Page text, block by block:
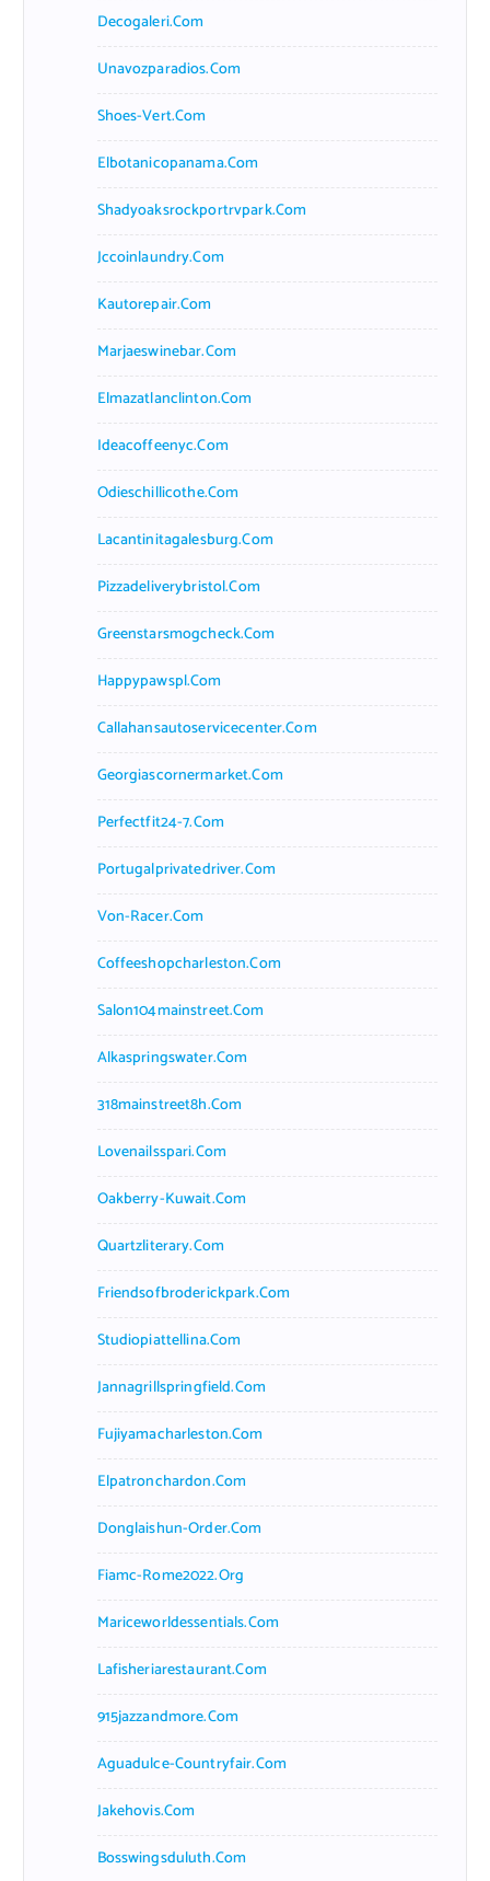
Decogaleri.com
Unavozparadios.com
Shoes-Vert.com
Elbotanicopanama.com
Shadyoaksrockportrvpark.com
Jccoinlaundry.com
Kautorepair.com
Marjaeswinebar.com
Elmazatlanclinton.com
Ideacoffeenyc.com
Odieschillicothe.com
Lacantinitagalesburg.com
Pizzadeliverybristol.com
Greenstarsmogcheck.com
Happypawspl.com
Callahansautoservicecenter.com
Georgiascornermarket.com
Perfectfit24-7.com
Portugalprivatedriver.com
Von-Racer.com
Coffeeshopcharleston.com
Salon104mainstreet.com
Alkaspringswater.com
318mainstreet8h.com
Lovenailsspari.com
Oakberry-Kuwait.com
Quartzliterary.com
Friendsofbroderickpark.com
Studiopiattellina.com
Jannagrillspringfield.com
Fujiyamacharleston.com
Elpatronchardon.com
Donglaishun-Order.com
Fiamc-Rome2022.org
Mariceworldessentials.com
Lafisheriarestaurant.com
915jazzandmore.com
Aguadulce-Countryfair.com
Jakehovis.com
Bosswingsduluth.com